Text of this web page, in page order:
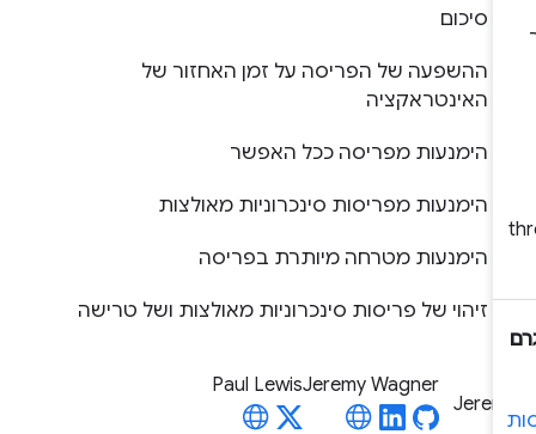
סיכום
ההשפעה של הפריסה על זמן האחזור של
האינטראקציה
הימנעות מפריסה ככל האפשר
הימנעות מפריסות סינכרוניות מאולצות
הימנעות מטרחה מיותרת בפריסה
זיהוי של פריסות סינכרוניות מאולצות ושל טרישה
Jeremy Wagner
Paul Lewis